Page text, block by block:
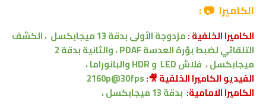
الكاميرا 📷 :
الكاميرا الخلفية :مزدوجة الأولى بدقة 13 ميجابكسل ،الكشف
التلقائي لضبط بؤرة العدسة PDAF
،
والثانية بدقة 2
ميجابكسل، فلاش LED و HDR والبانوراما ،
الفيديو الكاميرا الخلفية 🎥:2160p@30fps
الكاميرا الامامية: بدقة 13 ميجابكسل ،